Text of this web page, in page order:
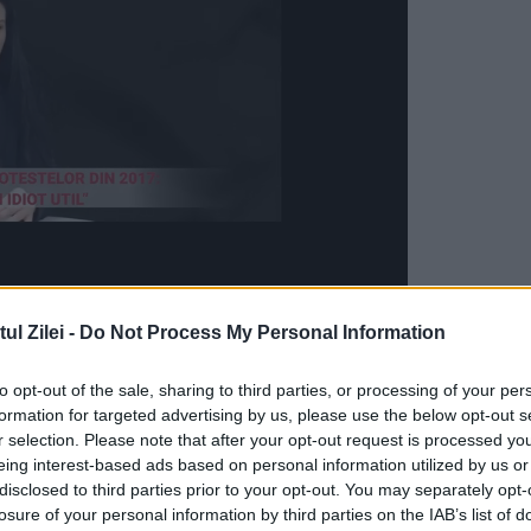
Zilei - Do Not Process My Personal Information
opt-out of the sale, sharing to third parties, or processing of your
for targeted advertising by us, please use the below opt-out
selection. Please note that after your opt-out request is processed
interest-based ads based on personal information utilized by us
to third parties prior to your opt-out. You may separately
of your personal information by third parties on the IAB’s list of
reținut după ce a furat un
penale, a pătruns în restaurantul ZET din
de o ofertă de meniu pentru un
al localului să se îndepărteze de zona de